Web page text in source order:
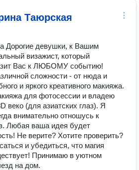
Таюрская
Дорогие девушки, к Вашим
визажист, который
Вас к ЛЮБОМУ событию!
сложности - от нюда и
и яркого креативного макияжа.
для фотосессии и владею
веко (для азиатских глаз). Я
внимательно отношусь к
Любая ваша идея будет
Не верите? Хотите проверить?
и убедиться, что магия
Принимаю в уютном
на дом.